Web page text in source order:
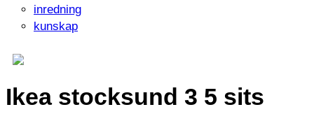
inredning
kunskap
Ikea stocksund 3 5 sits